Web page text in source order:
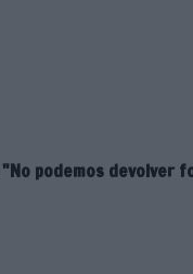
podemos devolver